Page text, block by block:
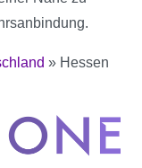
» Hessen